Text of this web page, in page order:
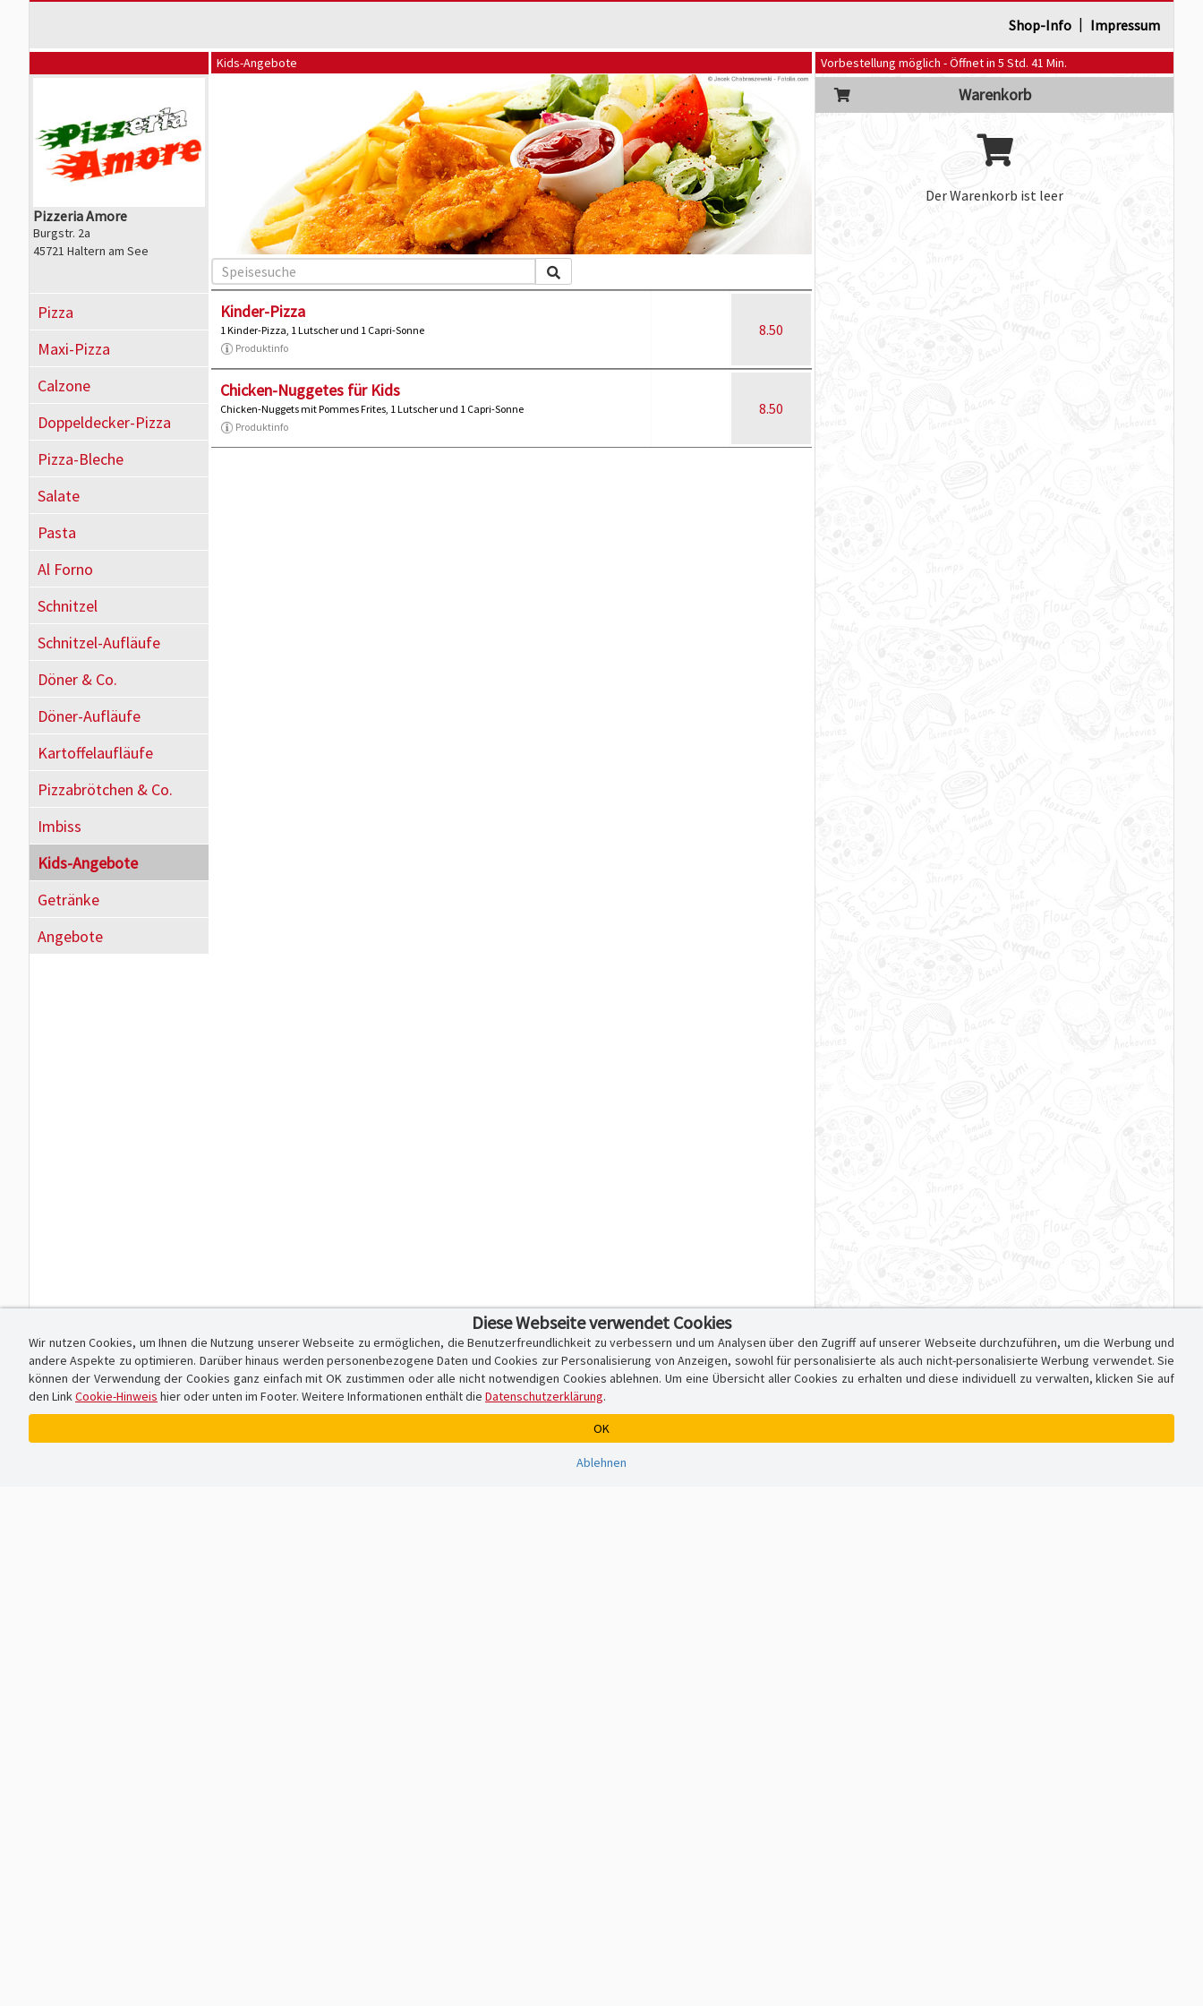
Shop-Info | Impressum
Vorbestellung möglich - Öffnet in 5 Std. 41 Min.
Warenkorb
Der Warenkorb ist leer
Pizzeria Amore
Burgstr. 2a
45721 Haltern am See
Pizza
Maxi-Pizza
Calzone
Doppeldecker-Pizza
Pizza-Bleche
Salate
Pasta
Al Forno
Schnitzel
Schnitzel-Aufläufe
Döner & Co.
Döner-Aufläufe
Kartoffelaufläufe
Pizzabrötchen & Co.
Imbiss
Kids-Angebote
Getränke
Angebote
Kids-Angebote
Kinder-Pizza
1 Kinder-Pizza, 1 Lutscher und 1 Capri-Sonne
Produktinfo
8.50
Chicken-Nuggetes für Kids
Chicken-Nuggets mit Pommes Frites, 1 Lutscher und 1 Capri-Sonne
Produktinfo
8.50
Diese Webseite verwendet Cookies
Wir nutzen Cookies, um Ihnen die Nutzung unserer Webseite zu ermöglichen, die Benutzerfreundlichkeit zu verbessern und um Analysen über den Zugriff auf unserer Webseite durchzuführen, um die Werbung und
andere Aspekte zu optimieren. Darüber hinaus werden personenbezogene Daten und Cookies zur Personalisierung von Anzeigen, sowohl für personalisierte als auch nicht-personalisierte Werbung verwendet. Sie
können der Verwendung der Cookies ganz einfach mit OK zustimmen oder alle nicht notwendigen Cookies ablehnen. Um eine Übersicht aller Cookies zu erhalten und diese individuell zu verwalten, klicken Sie auf
den LinkCookie-Hinweis hier oder unten im Footer. Weitere Informationen enthält die Datenschutzerklärung.
OK
Ablehnen